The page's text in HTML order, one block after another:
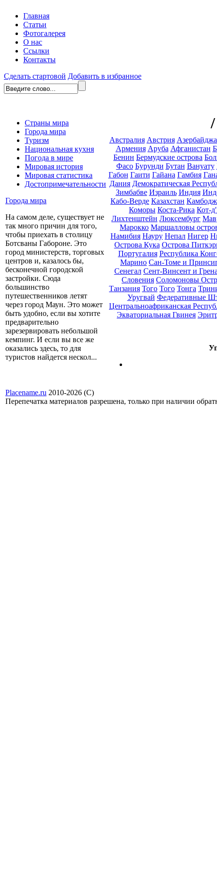
Главная
Статьи
Фотогалерея
О нас
Ссылки
Контакты
Сделать стартовой Добавить в избранное
Страны мира
Города мира
Туризм
Национальная кухня
Погода в мире
Мировая история
Мировая статистика
Достопримечательности
Города мира
На самом деле, существует не
так много причин для того,
чтобы приехать в столицу
Ботсваны Габороне. Это
город министерств, торговых
центров и, казалось бы,
бесконечной городской
застройки. Сюда
большинство
путешественников летят
через город Маун. Это может
быть удобно, если вы хотите
предварительно
зарезервировать небольшой
кемпинг. И если вы все же
оказались здесь, то для
туристов найдется нескол...
Австралия Австрия
Армения Аруба Афганистан
Бенин Бермудские острова
Фасо Бурунди Бутан Вануату
Габон Гаити Гайана Гамбия
Дания Демократическая
Зимбабве Израиль Индия
Кабо-Верде Казахстан
Коморы Коста-Рика Кот-
Лихтенштейн Люксембург
Марокко Маршалловы
Намибия Науру Непал Нигер
Острова Кука Острова
Португалия Республика
Марино Сан-Томе и
Сенегал Сент-Винсент и
Словения Соломоновы
Танзания Того Того Тонга
Уругвай Федеративные
Центральноафриканская
Экваториальная Гвинея
Placename.ru 2010-2026 (С)
Перепечатка материалов разрешена, только при наличии